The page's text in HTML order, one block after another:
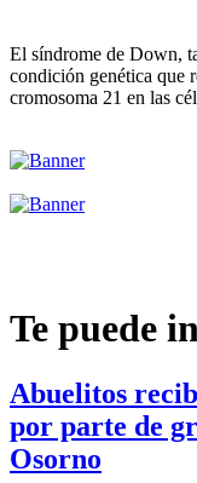
El síndrome de Down,
condición genética que
cromosoma 21 en las
Te puede
Abuelitos
por parte de
Osorno